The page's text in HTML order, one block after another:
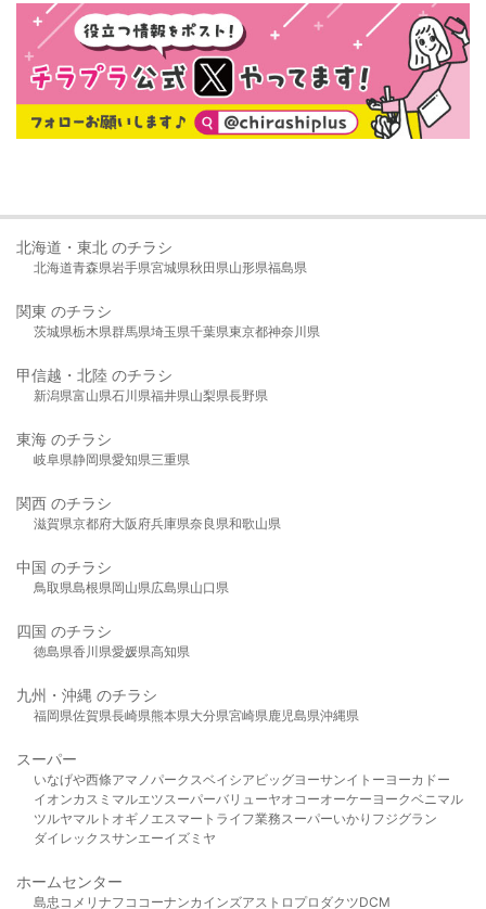
北海道・東北 のチラシ
北海道青森県岩手県宮城県秋田県山形県福島県
関東 のチラシ
茨城県栃木県群馬県埼玉県千葉県東京都神奈川県
甲信越・北陸 のチラシ
新潟県富山県石川県福井県山梨県長野県
東海 のチラシ
岐阜県静岡県愛知県三重県
関西 のチラシ
滋賀県京都府大阪府兵庫県奈良県和歌山県
中国 のチラシ
鳥取県島根県岡山県広島県山口県
四国 のチラシ
徳島県香川県愛媛県高知県
九州・沖縄 のチラシ
福岡県佐賀県長崎県熊本県大分県宮崎県鹿児島県沖縄県
スーパー
いなげや西條アマノパークスベイシア ビッグヨーサンイトーヨーカドー
イオンカスミ マルエツスーパーバリューヤオコーオーケー ヨークベニマル
ツルヤマルト オギノ エスマート ライフ業務スーパーいかり フジグラン
ダイレックスサンエーイズミヤ
ホームセンター
島忠 コメリ ナフコ コーナンカインズアストロプロダクツDCM